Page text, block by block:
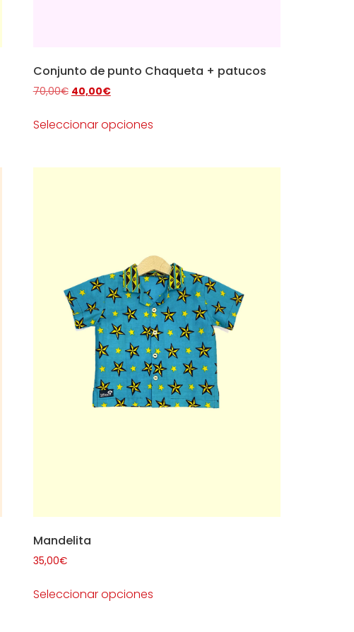
Conjunto de punto Chaqueta + patucos
70,00€ 40,00€
Seleccionar opciones
Mandelita
35,00€
Seleccionar opciones